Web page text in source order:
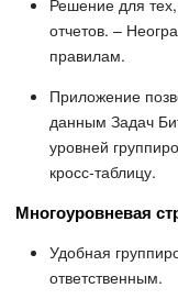
отчетов. –
правилам.
Приложение
данным Задач
уровней
кросс-таблицу.
Многоуровневая
Удобная
ответственным.